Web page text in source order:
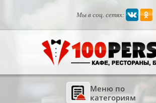
Мы в соц. сетях:
Меню по
категориям